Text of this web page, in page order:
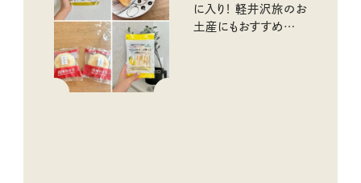
に入り！ 軽井沢旅のお
土産にもおすすめのお